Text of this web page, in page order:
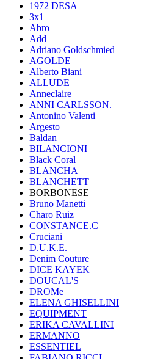
1972 DESA
3x1
Abro
Add
Adriano Goldschmied
AGOLDE
Alberto Biani
ALLUDE
Anneclaire
ANNI CARLSSON.
Antonino Valenti
Argesto
Baldan
BILANCIONI
Black Coral
BLANCHA
BLANCHETT
BORBONESE
Bruno Manetti
Charo Ruiz
CONSTANCE.C
Cruciani
D.U.K.E.
Denim Couture
DICE KAYEK
DOUCAL'S
DROMe
ELENA GHISELLINI
EQUIPMENT
ERIKA CAVALLINI
ERMANNO
ESSENTIEL